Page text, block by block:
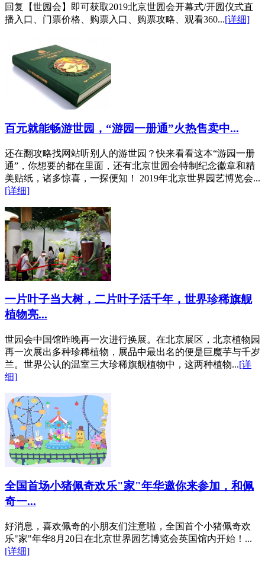
回复【世园会】即可获取2019北京世园会开幕式/开园仪式直
播入口、门票价格、购票入口、购票攻略、观看360...[详细]
百元就能畅游世园，“游园一册通”火热售卖中...
还在翻攻略找网站听别人的游世园？快来看看这本“游园一册
通”，你想要的都在里面，还有北京世园会特制纪念徽章和精
美贴纸，诸多惊喜，一探便知！ 2019年北京世界园艺博览会...
[详细]
一片叶子当大树，二片叶子活千年，世界珍稀旗舰
植物亮...
世园会中国馆昨晚再一次进行换展。在北京展区，北京植物园
再一次展出多种珍稀植物，展品中最出名的便是巨魔芋与千岁
兰。世界公认的温室三大珍稀旗舰植物中，这两种植物...[详
细]
全国首场小猪佩奇欢乐"家"年华邀你来参加，和佩
奇一...
好消息，喜欢佩奇的小朋友们注意啦，全国首个小猪佩奇欢
乐"家"年华8月20日在北京世界园艺博览会英国馆内开始！...
[详细]